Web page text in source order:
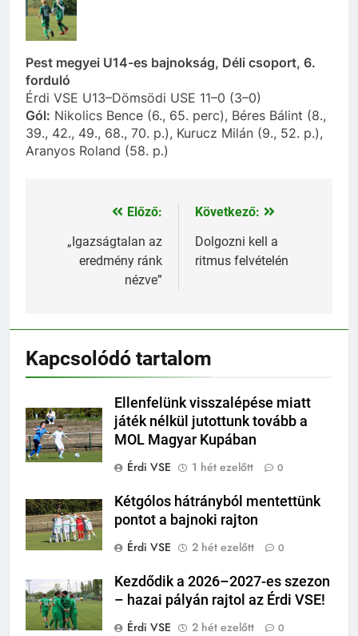
Pest megyei U14-es bajnokság, Déli csoport, 6.
forduló
Érdi VSE U13–Dömsödi USE 11–0 (3–0)
Gól: Nikolics Bence (6., 65. perc), Béres Bálint (8.,
39., 42., 49., 68., 70. p.), Kurucz Milán (9., 52. p.),
Aranyos Roland (58. p.)
Bejegyzés
navigáció
Előző:
„Igazságtalan az
eredmény ránk
nézve”
Következő:
Dolgozni kell a
ritmus felvételén
Kapcsolódó tartalom
Ellenfelünk visszalépése miatt
játék nélkül jutottunk tovább a
MOL Magyar Kupában
Érdi VSE
1 hét ezelőtt 0
Kétgólos hátrányból mentettünk
pontot a bajnoki rajton
Érdi VSE
2 hét ezelőtt 0
Kezdődik a 2026–2027-es szezon
– hazai pályán rajtol az Érdi VSE!
Érdi VSE
2 hét ezelőtt 0